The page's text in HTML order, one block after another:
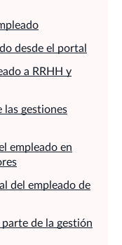
desde el portal
a RRHH y
las gestiones
empleado en
del empleado de
de la gestión